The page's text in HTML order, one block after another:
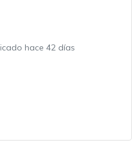
hace 42 días